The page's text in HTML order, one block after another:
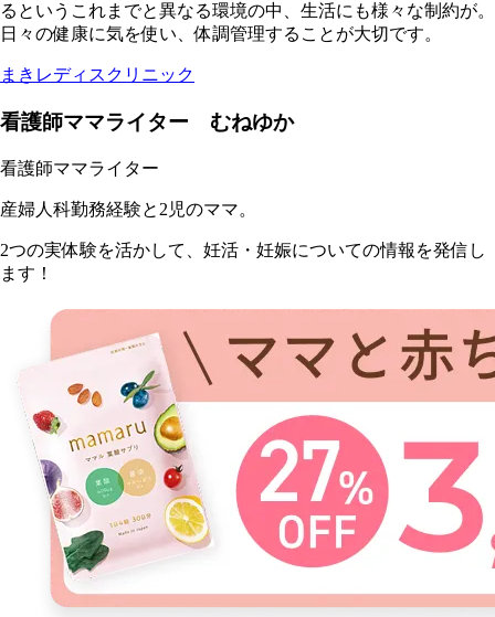
るというこれまでと異なる環境の中、生活にも様々な制約が。
日々の健康に気を使い、体調管理することが大切です。
まきレディスクリニック
看護師ママライター むねゆか
看護師ママライター
産婦人科勤務経験と2児のママ。
2つの実体験を活かして、妊活・妊娠についての情報を発信し
ます！